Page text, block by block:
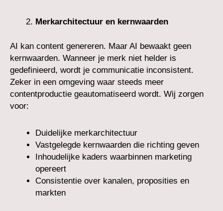
Merkarchitectuur en kernwaarden
AI kan content genereren. Maar AI bewaakt geen
kernwaarden. Wanneer je merk niet helder is
gedefinieerd, wordt je communicatie inconsistent.
Zeker in een omgeving waar steeds meer
contentproductie geautomatiseerd wordt. Wij zorgen
voor:
Duidelijke merkarchitectuur
Vastgelegde kernwaarden die richting geven
Inhoudelijke kaders waarbinnen marketing
opereert
Consistentie over kanalen, proposities en
markten